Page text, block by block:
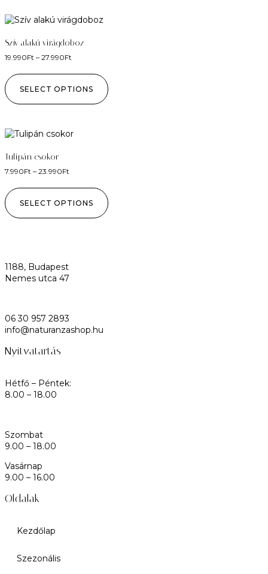
Szív alakú virágdoboz
19.990Ft – 27.990Ft
SELECT OPTIONS
Tulipán csokor
7.990Ft – 23.990Ft
SELECT OPTIONS
1188, Budapest
Nemes utca 47
06 30 957 2893
info@naturanzashop.hu
Nyitvatartás
Hétfő – Péntek:
8.00 – 18.00
Szombat
9.00 – 18.00
Vasárnap
9.00 – 16.00
Oldalak
Kezdőlap
Szezonális